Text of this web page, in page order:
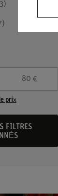
3
€
prix
FILTRES